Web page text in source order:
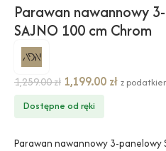
Parawan nawannowy
SAJNO 100 cm Chrom
1,259.00zł 1,199.00 zł z
Dostępne od ręki
Parawan nawannowy 3-